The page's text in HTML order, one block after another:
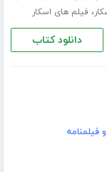
، فیلم های اسکار
دانلود کتاب
فیلمنامه